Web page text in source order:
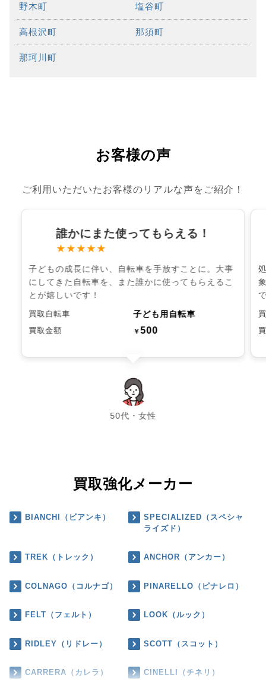
野木町 塩谷町
高根沢町 那須町
那珂川町
お客様の声
ご利用いただいたお客様のリアルな声をご紹介！
誰かにまた使ってもらえる！
★★★★★
子どもの成長に伴い、自転車を手放すことに。大事
にしてきた自転車を、また誰かに使ってもらえるこ
とが嬉しいです！
買取自転車 子ども用自転車
買取金額 ￥500
50代・女性
chevron_left chevron_right
買取強化メーカー
BIANCHI（ビアンキ）
SPECIALIZED（スペシャ
ライズド）
TREK（トレック） ANCHOR（アンカー）
COLNAGO（コルナゴ） PINARELLO（ピナレロ）
FELT（フェルト） LOOK（ルック）
RIDLEY（リドレー） SCOTT（スコット）
CARRERA（カレラ） CINELLI（チネリ）